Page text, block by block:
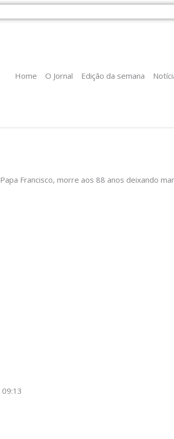
Home O Jornal Edição da semana
Papa Francisco, morre aos 88 anos deixando
09:13